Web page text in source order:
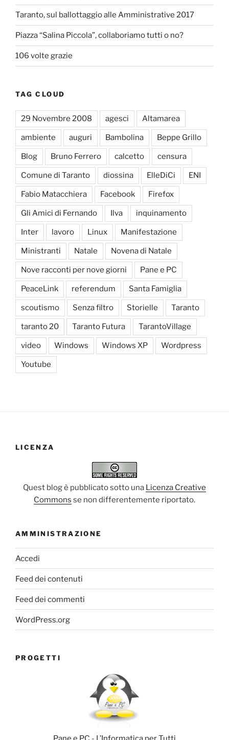
Taranto, sul ballottaggio alle Amministrative 2017
Piazza “Salina Piccola”, collaboriamo tutti o no?
106 volte grazie
TAG CLOUD
29 Novembre 2008 agesci Altamarea
ambiente auguri Bambolina Beppe Grillo
Blog Bruno Ferrero calcetto censura
Comune di Taranto diossina ElleDiCi ENI
Fabio Matacchiera Facebook Firefox
Gli Amici di Fernando Ilva inquinamento
Inter lavoro Linux Manifestazione
Ministranti Natale Novena di Natale
Nove racconti per nove giorni Pane e PC
PeaceLink referendum Santa Famiglia
scoutismo Senza filtro Storielle Taranto
taranto 20 Taranto Futura TarantoVillage
video Windows Windows XP Wordpress
Youtube
LICENZA
Quest blog è pubblicato sotto una Licenza Creative
Commons se non differentemente riportato.
AMMINISTRAZIONE
Accedi
Feed dei contenuti
Feed dei commenti
WordPress.org
PROGETTI